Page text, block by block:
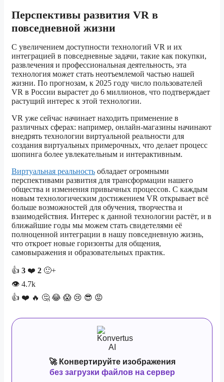
Перспективы развития VR в
повседневной жизни
С увеличением доступности технологий VR и их
интеграцией в повседневные задачи, такие как покупки,
развлечения и профессиональная деятельность, эта
технология может стать неотъемлемой частью нашей
жизни. По прогнозам, к 2025 году число пользователей
VR в России вырастет до 6 миллионов, что подтверждает
растущий интерес к этой технологии.
VR уже сейчас начинает находить применение в
различных сферах: например, онлайн-магазины начинают
внедрять технологии виртуальной реальности для
создания виртуальных примерочных, что делает процесс
шопинга более увлекательным и интерактивным.
Виртуальная реальность обладает огромными
перспективами развития для трансформации нашего
общества и изменения привычных процессов. С каждым
новым технологическим достижением VR открывает всё
больше возможностей для обучения, творчества и
взаимодействия. Интерес к данной технологии растёт, и в
ближайшие годы мы можем стать свидетелями её
полноценной интеграции в нашу повседневную жизнь,
что откроет новые горизонты для общения,
самовыражения и образовательных практик.
👍 3 ❤️ 2 🙂+
👁 4.7k
👍 ❤️ 🔥 🤔 😂 😱 😢 😎 😡
🚀 Конвертируйте изображения
без загрузки файлов на сервер